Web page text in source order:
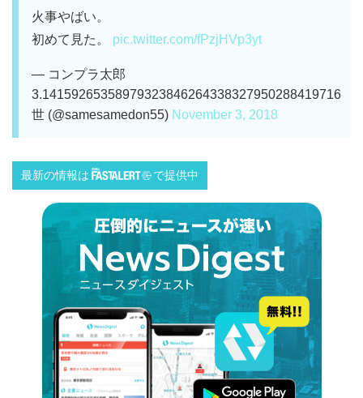
火事やばい。
初めて見た。 pic.twitter.com/fPzjHVp3yt
— コンプラ太郎
3.14159265358979323846264338327950288419716
世 (@samesamedon55) November 3, 2018
最新の情報は で提供中